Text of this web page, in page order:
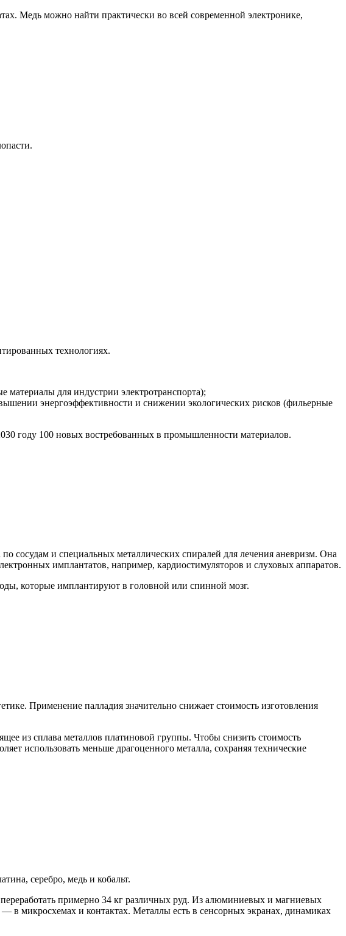
Медь можно найти практически во всей современной электронике,
технологиях.
для индустрии электротранспорта);
энергоэффективности и снижении экологических рисков (фильерные
году 100 новых востребованных в промышленности материалов.
сосудам и специальных металлических спиралей для лечения аневризм. Она
имплантатов, например, кардиостимуляторов и слуховых аппаратов.
которые имплантируют в головной или спинной мозг.
Применение палладия значительно снижает стоимость изготовления
из сплава металлов платиновой группы. Чтобы снизить стоимость
использовать меньше драгоценного металла, сохраняя технические
серебро, медь и кобальт.
примерно 34 кг различных руд. Из алюминиевых и магниевых
в микросхемах и контактах. Металлы есть в сенсорных экранах, динамиках